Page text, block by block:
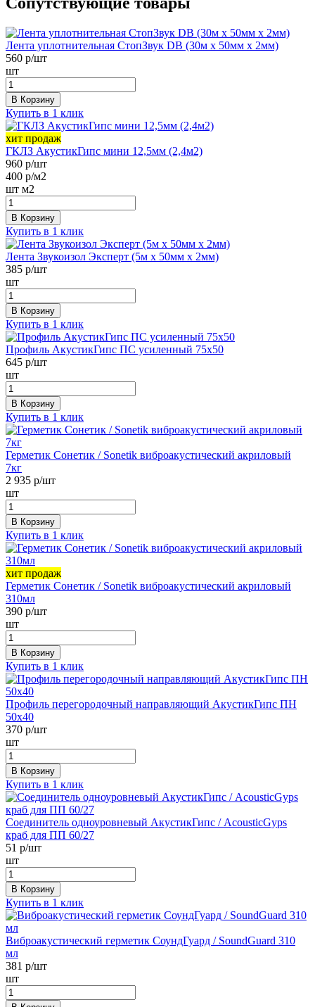
Лента уплотнительная СтопЗвук DB (30м х 50мм х 2мм)
560 р/шт
шт
В Корзину
Купить в 1 клик
хит продаж
ГКЛЗ АкустикГипс мини 12,5мм (2,4м2)
960 р/шт
400 р/м2
шт м2
В Корзину
Купить в 1 клик
Лента Звукоизол Эксперт (5м x 50мм x 2мм)
385 р/шт
шт
В Корзину
Купить в 1 клик
Профиль АкустикГипс ПС усиленный 75х50
645 р/шт
шт
В Корзину
Купить в 1 клик
Герметик Сонетик / Sonetik виброакустический акриловый
7кг
2 935 р/шт
шт
В Корзину
Купить в 1 клик
хит продаж
Герметик Сонетик / Sonetik виброакустический акриловый
310мл
390 р/шт
шт
В Корзину
Купить в 1 клик
Профиль перегородочный направляющий АкустикГипс ПН
50х40
370 р/шт
шт
В Корзину
Купить в 1 клик
Соединитель одноуровневый АкустикГипс / AcousticGyps
краб для ПП 60/27
51 р/шт
шт
В Корзину
Купить в 1 клик
Виброакустический герметик СоундГуард / SoundGuard 310
мл
381 р/шт
шт